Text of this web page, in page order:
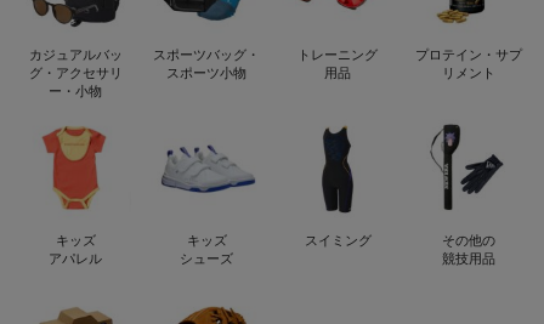
カジュアルバッ
グ・アクセサリ
ー・小物
スポーツバッグ・
スポーツ小物
トレーニング
用品
プロテイン・サプ
リメント
キッズ
アパレル
キッズ
シューズ
スイミング
その他の
競技用品